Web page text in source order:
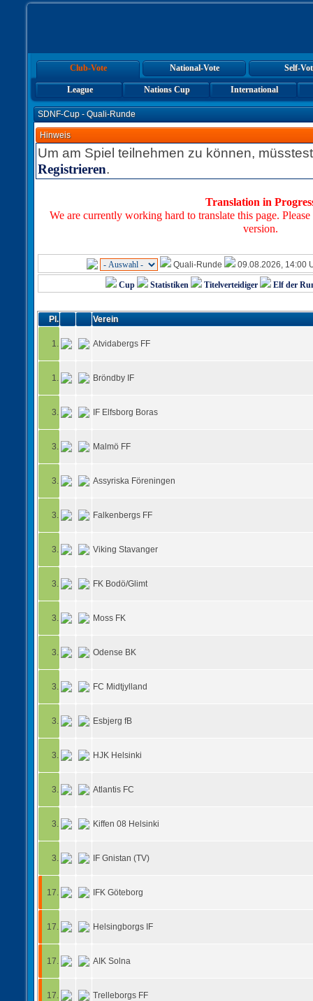
Club-Vote National-Vote Self-
League Nations Cup International
SDNF-Cup - Quali-Runde
Hinweis
Um am Spiel teilnehmen zu können,
Registrieren.
Translation in
We are currently working hard to translate this page.
version.
Quali-Runde 09.08.2026, 14:00
Cup Statistiken Titelverteidiger Elf der
Pl. Verein
1. Atvidabergs FF
1. Bröndby IF
3. IF Elfsborg Boras
3. Malmö FF
3. Assyriska Föreningen
3. Falkenbergs FF
3. Viking Stavanger
3. FK Bodö/Glimt
3. Moss FK
3. Odense BK
3. FC Midtjylland
3. Esbjerg fB
3. HJK Helsinki
3. Atlantis FC
3. Kiffen 08 Helsinki
3. IF Gnistan (TV)
17. IFK Göteborg
17. Helsingborgs IF
17. AIK Solna
17. Trelleborgs FF